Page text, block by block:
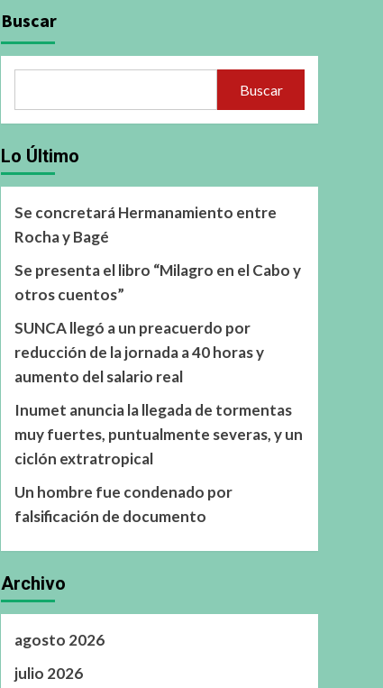
Buscar
Buscar
Lo Último
Se concretará Hermanamiento entre
Rocha y Bagé
Se presenta el libro “Milagro en el Cabo y
otros cuentos”
SUNCA llegó a un preacuerdo por
reducción de la jornada a 40 horas y
aumento del salario real
Inumet anuncia la llegada de tormentas
muy fuertes, puntualmente severas, y un
ciclón extratropical
Un hombre fue condenado por
falsificación de documento
Archivo
agosto 2026
julio 2026